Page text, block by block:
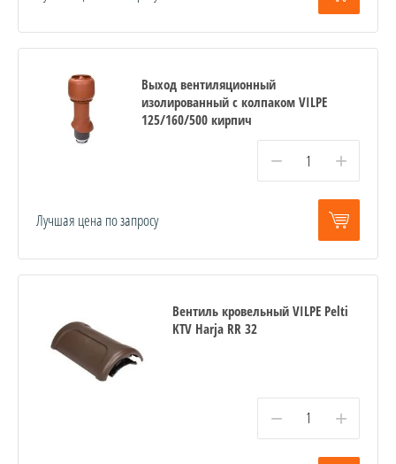
Выход вентиляционный
изолированный с колпаком VILPE
125/160/500 кирпич
− +
Лучшая цена по запросу
Вентиль кровельный VILPE Pelti
KTV Harja RR 32
− +